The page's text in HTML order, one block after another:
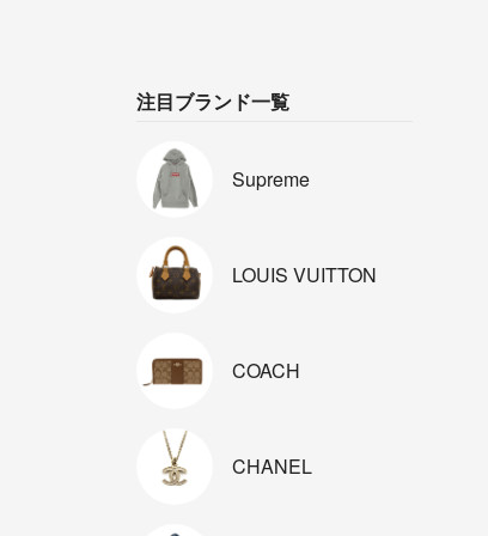
注目ブランド一覧
Supreme
LOUIS VUITTON
COACH
CHANEL